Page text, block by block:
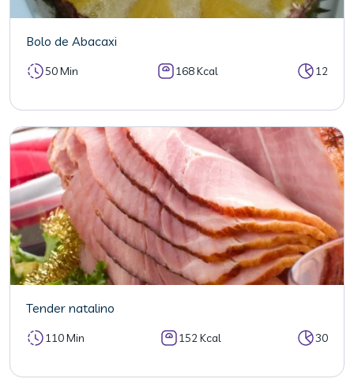
Bolo de Abacaxi
50 Min 168 Kcal 12
Tender natalino
110 Min 152 Kcal 30